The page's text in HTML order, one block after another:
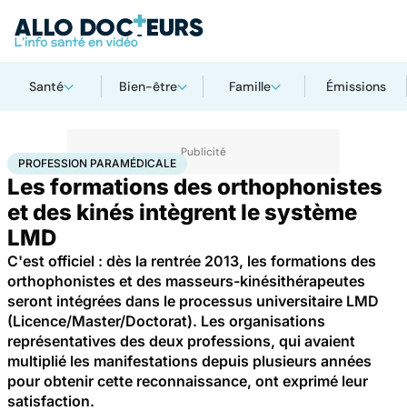
Santé Bien-être Famille Émissions
AccueilSantéProfession paramédicale
PROFESSION PARAMÉDICALE
Les formations des orthophonistes
et des kinés intègrent le système
LMD
C'est officiel : dès la rentrée 2013, les formations des
orthophonistes et des masseurs-kinésithérapeutes
seront intégrées dans le processus universitaire LMD
(Licence/Master/Doctorat). Les organisations
représentatives des deux professions, qui avaient
multiplié les manifestations depuis plusieurs années
pour obtenir cette reconnaissance, ont exprimé leur
satisfaction.